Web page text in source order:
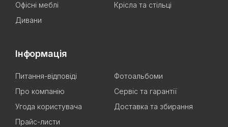
Офісні меблі
Крісла та стільці
Дивани
Інформація
Питання-відповіді
Фотоальбоми
Про компанію
Сервіс та гарантії
Угода користувача
Доставка та збирання
Прайс-листи